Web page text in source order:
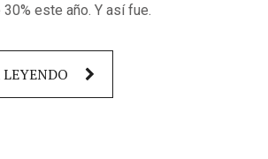
este año. Y así fue.